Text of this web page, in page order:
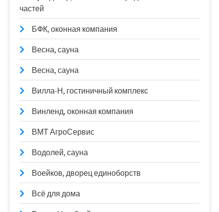
частей
БФК, оконная компания
Весна, сауна
Весна, сауна
Вилла-Н, гостиничный комплекс
Винленд, оконная компания
ВМТ АгроСервис
Водолей, сауна
Воейков, дворец единоборств
Всё для дома